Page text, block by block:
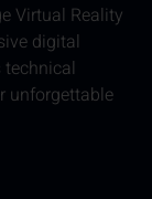
Virtual Reality
digital
unforgettable